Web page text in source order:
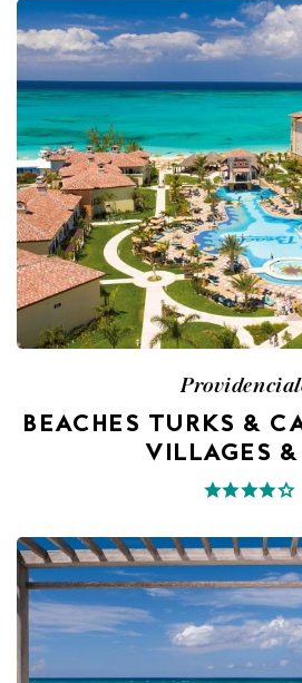
BEACHES TURKS &
VILLAGES &